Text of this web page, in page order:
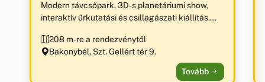
Modern távcsőpark, 3D-s planetáriumi show,
interaktív űrkutatási és csillagászati kiállítás.
birtokosa.
208 m-re a rendezvénytől
Bakonybél, Szt. Gellért tér 9.
Tovább